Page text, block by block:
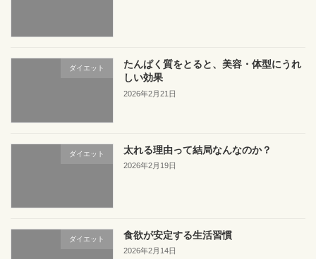
ダイエット
たんぱく質をとると、美容・体型にうれ
しい効果
2026年2月21日
ダイエット 太れる理由って結局なんなのか？
2026年2月19日
ダイエット 食欲が安定する生活習慣
2026年2月14日